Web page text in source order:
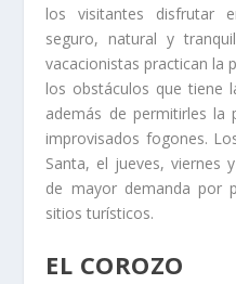
los visitantes disfrutar
seguro, natural y
vacacionistas practican la
los obstáculos que tiene
además de permitirles la
improvisados fogones.
Santa, el jueves, viernes
de mayor demanda por
sitios turísticos.
EL COROZO